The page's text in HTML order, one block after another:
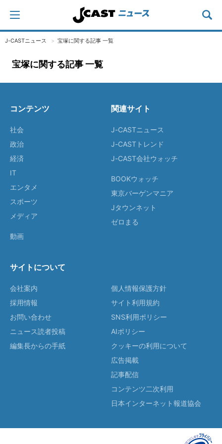
J-CASTニュース 宝塚に関する記事 一覧
宝塚に関する記事 一覧
コンテンツ
社会
政治
経済
IT
エンタメ
スポーツ
メディア
動画
関連サイト
J-CASTニュース
J-CASTトレンド
J-CAST会社ウォッチ
BOOKウォッチ
東京バーゲンマニア
Jタウンネット
ゼロまる
サイトについて
会社案内
採用情報
お問い合わせ
ニュース読者投稿
編集長からの手紙
個人情報保護方針
サイト利用規約
SNS利用ポリシー
AIポリシー
クッキーの利用について
広告掲載
記事配信
コンテンツ二次利用
日本インターネット報道協会